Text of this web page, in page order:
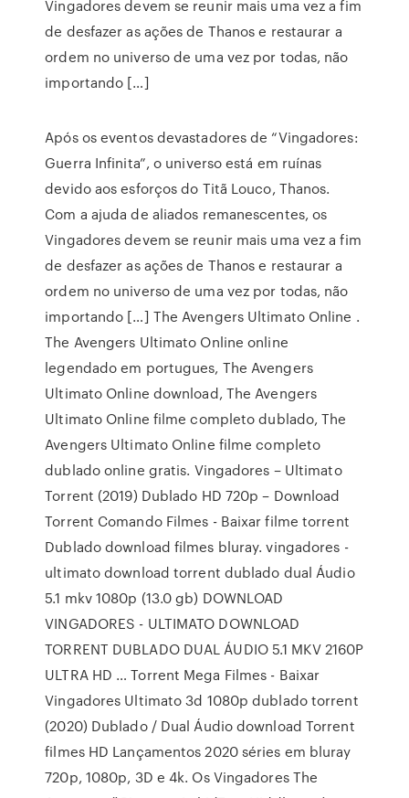
Vingadores devem se reunir mais uma vez a fim
de desfazer as ações de Thanos e restaurar a
ordem no universo de uma vez por todas, não
importando […]
Após os eventos devastadores de “Vingadores:
Guerra Infinita”, o universo está em ruínas
devido aos esforços do Titã Louco, Thanos.
Com a ajuda de aliados remanescentes, os
Vingadores devem se reunir mais uma vez a fim
de desfazer as ações de Thanos e restaurar a
ordem no universo de uma vez por todas, não
importando […] The Avengers Ultimato Online .
The Avengers Ultimato Online online
legendado em portugues, The Avengers
Ultimato Online download, The Avengers
Ultimato Online filme completo dublado, The
Avengers Ultimato Online filme completo
dublado online gratis. Vingadores – Ultimato
Torrent (2019) Dublado HD 720p – Download
Torrent Comando Filmes - Baixar filme torrent
Dublado download filmes bluray. vingadores -
ultimato download torrent dublado dual Áudio
5.1 mkv 1080p (13.0 gb) DOWNLOAD
VINGADORES - ULTIMATO DOWNLOAD
TORRENT DUBLADO DUAL ÁUDIO 5.1 MKV 2160P
ULTRA HD … Torrent Mega Filmes - Baixar
Vingadores Ultimato 3d 1080p dublado torrent
(2020) Dublado / Dual Áudio download Torrent
filmes HD Lançamentos 2020 séries em bluray
720p, 1080p, 3D e 4k. Os Vingadores The